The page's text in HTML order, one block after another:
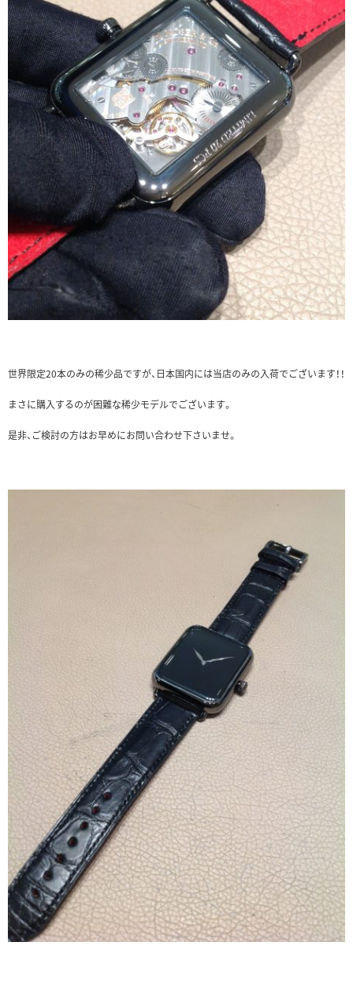
世界限定20本のみの稀少品ですが、日本国内には当店のみの入荷でございます！！
まさに購入するのが困難な稀少モデルでございます。
是非、ご検討の方はお早めにお問い合わせ下さいませ。